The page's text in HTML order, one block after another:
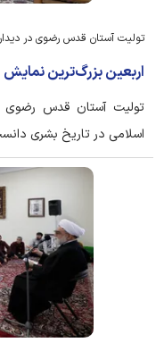
تولیت آستان قدس رضوی در دیدار
اربعین بزرگ‌ترین
تولیت آستان قدس رضوی
اسلامی در تاریخ بشری